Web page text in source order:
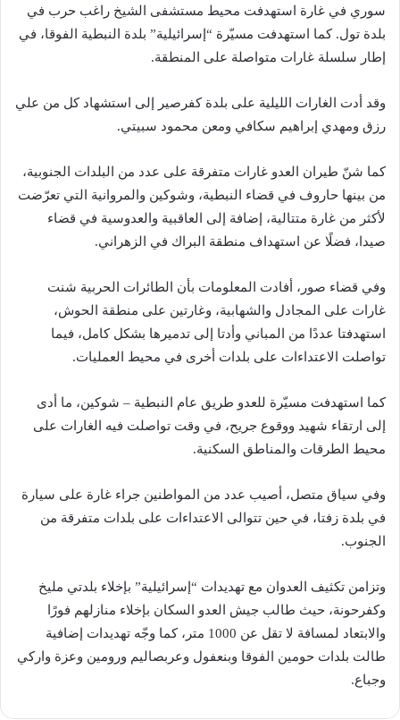
سوري في غارة استهدفت محيط مستشفى الشيخ راغب حرب في
بلدة تول. كما استهدفت مسيّرة “إسرائيلية” بلدة النبطية الفوقا، في
إطار سلسلة غارات متواصلة على المنطقة.
وقد أدت الغارات الليلية على بلدة كفرصير إلى استشهاد كل من علي
رزق ومهدي إبراهيم سكافي ومعن محمود سبيتي.
كما شنّ طيران العدو غارات متفرقة على عدد من البلدات الجنوبية،
من بينها حاروف في قضاء النبطية، وشوكين والمروانية التي تعرّضت
لأكثر من غارة متتالية، إضافة إلى العاقبية والعدوسية في قضاء
صيدا، فضلًا عن استهداف منطقة البراك في الزهراني.
وفي قضاء صور، أفادت المعلومات بأن الطائرات الحربية شنت
غارات على المجادل والشهابية، وغارتين على منطقة الحوش،
استهدفتا عددًا من المباني وأدتا إلى تدميرها بشكل كامل، فيما
تواصلت الاعتداءات على بلدات أخرى في محيط العمليات.
كما استهدفت مسيّرة للعدو طريق عام النبطية – شوكين، ما أدى
إلى ارتقاء شهيد ووقوع جريح، في وقت تواصلت فيه الغارات على
محيط الطرقات والمناطق السكنية.
وفي سياق متصل، أصيب عدد من المواطنين جراء غارة على سيارة
في بلدة زفتا، في حين تتوالى الاعتداءات على بلدات متفرقة من
الجنوب.
وتزامن تكثيف العدوان مع تهديدات “إسرائيلية” بإخلاء بلدتي مليخ
وكفرحونة، حيث طالب جيش العدو السكان بإخلاء منازلهم فورًا
والابتعاد لمسافة لا تقل عن 1000 متر، كما وجّه تهديدات إضافية
طالت بلدات حومين الفوقا وبنعفول وعربصاليم ورومين وعزة واركي
وجباع.